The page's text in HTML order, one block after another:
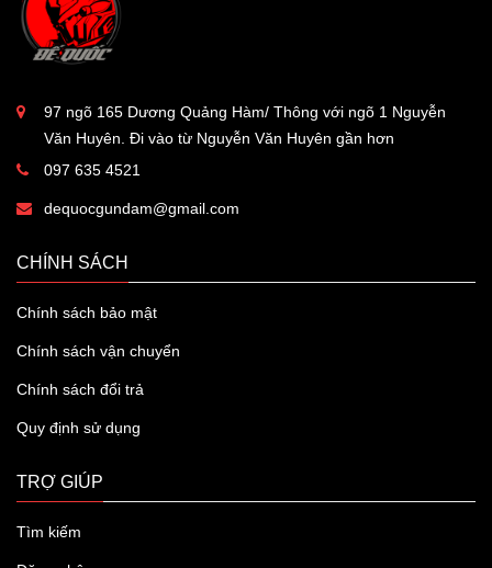
97 ngõ 165 Dương Quảng Hàm/ Thông với ngõ 1 Nguyễn
Văn Huyên. Đi vào từ Nguyễn Văn Huyên gần hơn
097 635 4521
dequocgundam@gmail.com
CHÍNH SÁCH
Chính sách bảo mật
Chính sách vận chuyển
Chính sách đổi trả
Quy định sử dụng
TRỢ GIÚP
Tìm kiếm